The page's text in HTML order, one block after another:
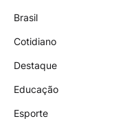
Brasil
Cotidiano
Destaque
Educação
Esporte